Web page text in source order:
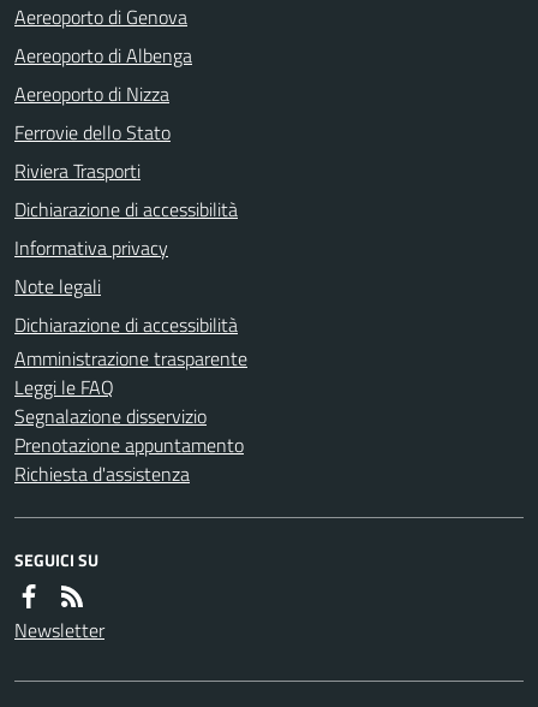
Aereoporto di Genova
Aereoporto di Albenga
Aereoporto di Nizza
Ferrovie dello Stato
Riviera Trasporti
Dichiarazione di accessibilità
Informativa privacy
Note legali
Dichiarazione di accessibilità
Amministrazione trasparente
Leggi le FAQ
Segnalazione disservizio
Prenotazione appuntamento
Richiesta d'assistenza
SEGUICI SU
Newsletter